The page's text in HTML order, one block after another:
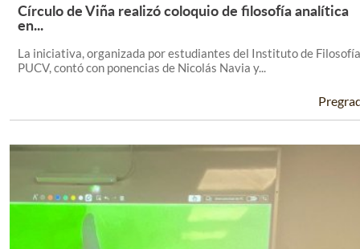
Leer Más +
Círculo de Viña realizó coloquio de filosofía analítica
en...
La iniciativa, organizada por estudiantes del Instituto de Filosofía
PUCV, contó con ponencias de Nicolás Navia y...